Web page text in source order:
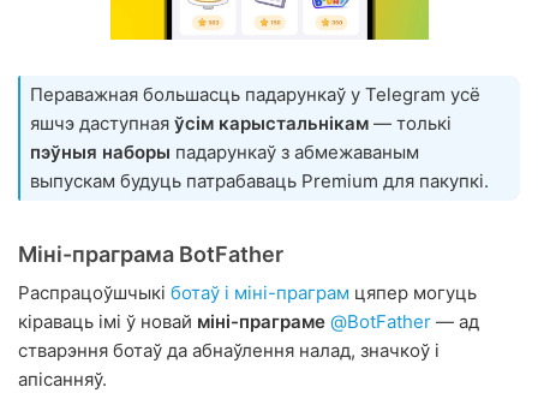
Пераважная большасць падарункаў у Telegram усё
яшчэ даступная ўсім карыстальнікам — толькі
пэўныя наборы падарункаў з абмежаваным
выпускам будуць патрабаваць Premium для пакупкі.
Міні-праграма BotFather
Распрацоўшчыкі ботаў і міні-праграм цяпер могуць
кіраваць імі ў новай міні-праграме @BotFather — ад
стварэння ботаў да абнаўлення налад, значкоў і
апісанняў.